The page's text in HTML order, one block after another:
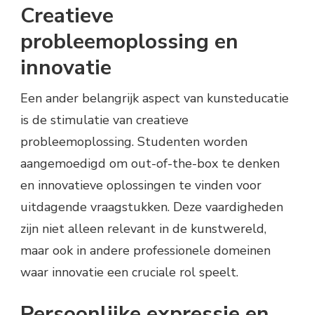
Creatieve
probleemoplossing en
innovatie
Een ander belangrijk aspect van kunsteducatie
is de stimulatie van creatieve
probleemoplossing. Studenten worden
aangemoedigd om out-of-the-box te denken
en innovatieve oplossingen te vinden voor
uitdagende vraagstukken. Deze vaardigheden
zijn niet alleen relevant in de kunstwereld,
maar ook in andere professionele domeinen
waar innovatie een cruciale rol speelt.